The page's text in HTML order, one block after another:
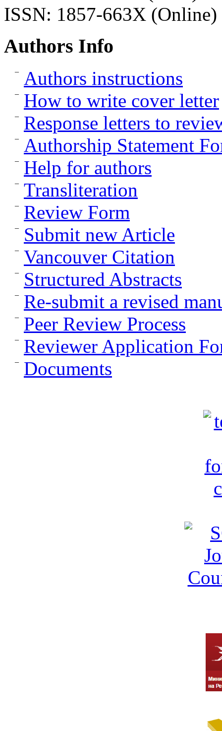
ISSN: 1857-663X (Online)
Authors Info
Authors instructions
How to write cover letter
Response letters to
Authorship Statement
Help for authors
Transliteration
Review Form
Submit new Article
Vancouver Citation
Structured Abstracts
Re-submit a revised
Peer Review Process
Reviewer Application
Documents